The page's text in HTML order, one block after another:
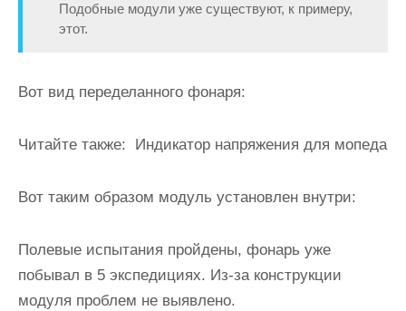
Подобные модули уже существуют, к примеру,
этот.
Вот вид переделанного фонаря:
Читайте также: Индикатор напряжения для мопеда
Вот таким образом модуль установлен внутри:
Полевые испытания пройдены, фонарь уже
побывал в 5 экспедициях. Из-за конструкции
модуля проблем не выявлено.